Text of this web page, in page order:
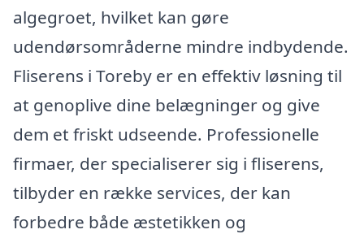
algegroet, hvilket kan gøre
udendørsområderne mindre indbydende.
Fliserens i Toreby er en effektiv løsning til
at genoplive dine belægninger og give
dem et friskt udseende. Professionelle
firmaer, der specialiserer sig i fliserens,
tilbyder en række services, der kan
forbedre både æstetikken og